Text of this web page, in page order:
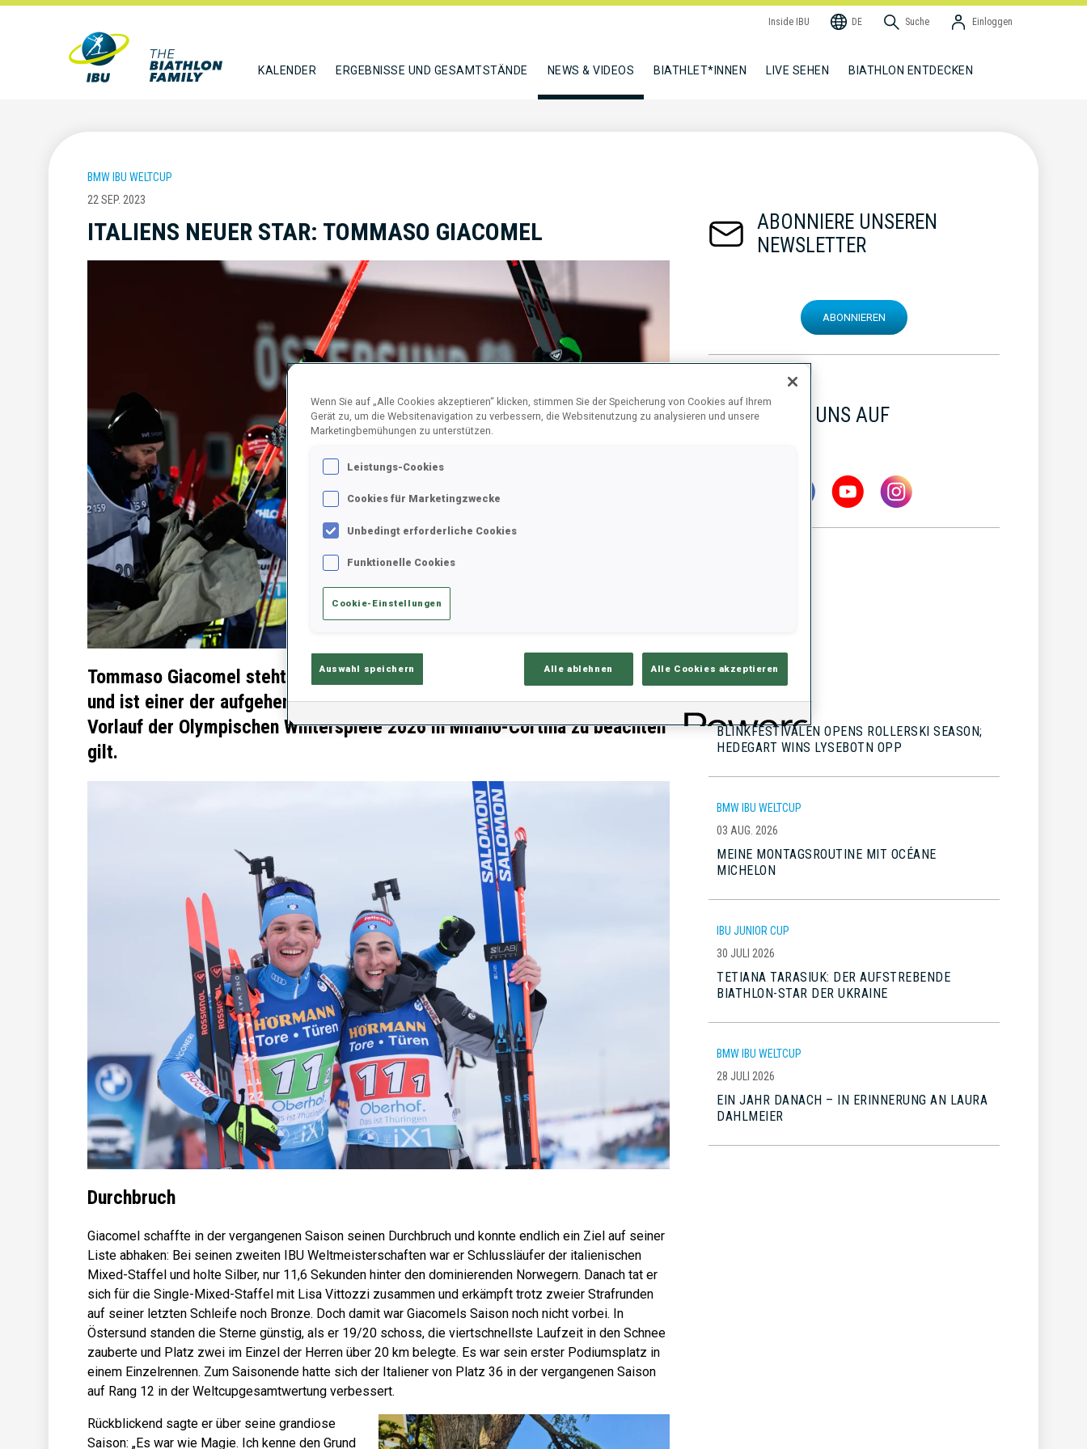
Inside IBU DE Suche Einloggen
KALENDER ERGEBNISSE UND GESAMTSTÄNDE NEWS & VIDEOS BIATHLET*INNEN LIVE SEHEN BIATHLON ENTDECKEN
BMW IBU WELTCUP
22 SEP. 2023
ITALIENS NEUER STAR: TOMMASO GIACOMEL
Tommaso Giacomel steht kurz vor seiner fünften BMW IBU Weltcupsaison
und ist einer der aufgehenden Sterne am Biathlonhimmel, die es im
Vorlauf der Olympischen Winterspiele 2026 in Milano-Cortina zu beachten
gilt.
Durchbruch
Giacomel schaffte in der vergangenen Saison seinen Durchbruch und konnte endlich ein Ziel auf seiner
Liste abhaken: Bei seinen zweiten IBU Weltmeisterschaften war er Schlussläufer der italienischen
Mixed-Staffel und holte Silber, nur 11,6 Sekunden hinter den dominierenden Norwegern. Danach tat er
sich für die Single-Mixed-Staffel mit Lisa Vittozzi zusammen und erkämpft trotz zweier Strafrunden
auf seiner letzten Schleife noch Bronze. Doch damit war Giacomels Saison noch nicht vorbei. In
Östersund standen die Sterne günstig, als er 19/20 schoss, die viertschnellste Laufzeit in den Schnee
zauberte und Platz zwei im Einzel der Herren über 20 km belegte. Es war sein erster Podiumsplatz in
einem Einzelrennen. Zum Saisonende hatte sich der Italiener von Platz 36 in der vergangenen Saison
auf Rang 12 in der Weltcupgesamtwertung verbessert.
Rückblickend sagte er über seine grandiose
Saison: „Es war wie Magie. Ich kenne den Grund
ABONNIERE UNSEREN
NEWSLETTER
ABONNIEREN
FOLGE UNS AUF
BMW IBU WELTCUP
BLINKFESTIVALEN OPENS ROLLERSKI SEASON;
HEDEGART WINS LYSEBOTN OPP
BMW IBU WELTCUP
03 AUG. 2026
MEINE MONTAGSROUTINE MIT OCÉANE
MICHELON
IBU JUNIOR CUP
30 JULI 2026
TETIANA TARASIUK: DER AUFSTREBENDE
BIATHLON-STAR DER UKRAINE
BMW IBU WELTCUP
28 JULI 2026
EIN JAHR DANACH – IN ERINNERUNG AN LAURA
DAHLMEIER
Wenn Sie auf „Alle Cookies akzeptieren“ klicken, stimmen Sie der Speicherung von Cookies auf Ihrem
Gerät zu, um die Websitenavigation zu verbessern, die Websitenutzung zu analysieren und unsere
Marketingbemühungen zu unterstützen.
Leistungs-Cookies
Cookies für Marketingzwecke
Unbedingt erforderliche Cookies
Funktionelle Cookies
Cookie-Einstellungen
Auswahl speichern Alle ablehnen Alle Cookies akzeptieren